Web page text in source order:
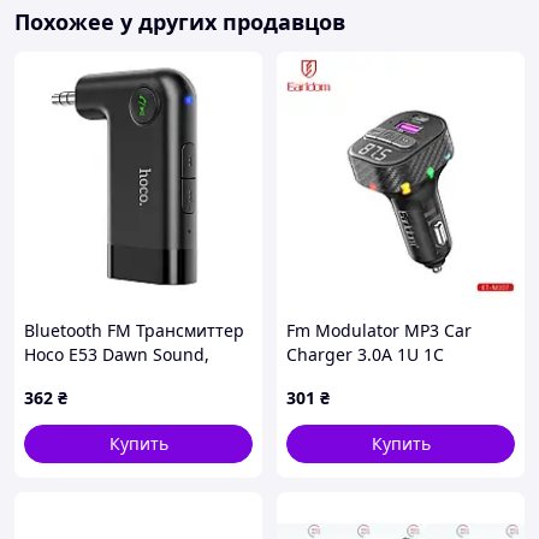
для зарядки гаджетов, который поддерживает
мощностью до 18Вт. USB разъемы, отверстие
микрофона, кнопки управления и LED дисплей,
отображающий текущую станцию, находятся на
верхней панели устройства, а слот для карты
памяти - на боковой грани.
Похожее у других продавцов
Bluetooth FM Трансмиттер
Hoco E53 Dawn Sound,
362 ₴
Купить
Fm Modulator MP3 Car
Charger 3.0A 1U 1C
301 ₴
Купить